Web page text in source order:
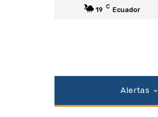
19 C Ecuador
Alertas